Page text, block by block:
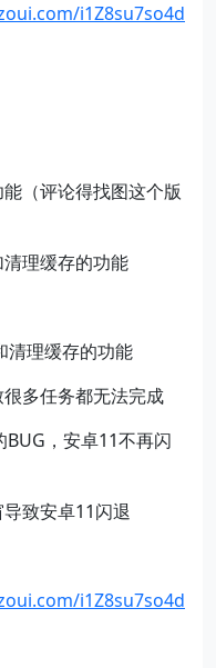
i1Z8su7so4d
（评论得找图这个版
理缓存的功能
清理缓存的功能
多任务都无法完成
，安卓11不再闪
致安卓11闪退
i1Z8su7so4d